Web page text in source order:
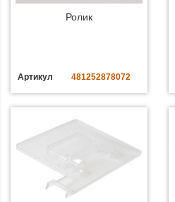
Ролик
Артикул 481252878072